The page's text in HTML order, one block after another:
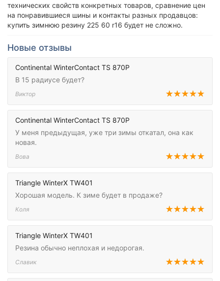
технических свойств конкретных товаров, сравнение цен
на понравившиеся шины и контакты разных продавцов:
купить зимнюю резину 225 60 r16 будет не сложно.
Новые отзывы
Continental WinterContact TS 870P
В 15 радиусе будет?
Виктор
Continental WinterContact TS 870P
У меня предыдущая, уже три зимы откатал, она как
новая.
Вова
Triangle WinterX TW401
Хорошая модель. К зиме будет в продаже?
Коля
Triangle WinterX TW401
Резина обычно неплохая и недорогая.
Славик